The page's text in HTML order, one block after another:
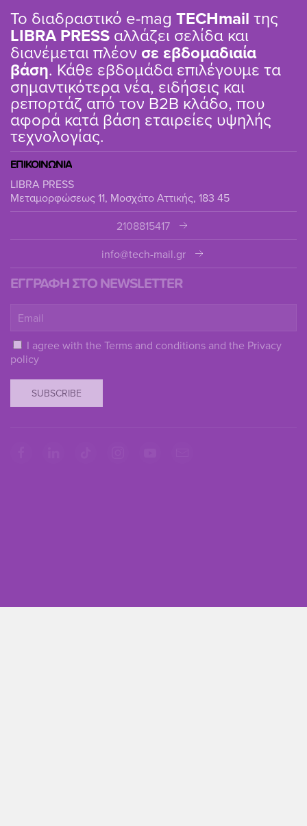
Το διαδραστικό e-mag TΕCHmail της
LIBRA PRESS αλλάζει σελίδα και
διανέμεται πλέον σε εβδομαδιαία
βάση. Κάθε εβδομάδα επιλέγουμε τα
σημαντικότερα νέα, ειδήσεις και
ρεπορτάζ από τον B2B κλάδο, που
αφορά κατά βάση εταιρείες υψηλής
τεχνολογίας.
ΕΠΙΚΟΙΝΩΝΙΑ
LIBRA PRESS
Μεταμορφώσεως 11, Μοσχάτο Αττικής, 183 45
2108815417
info@tech-mail.gr
ΕΓΓΡΑΦΗ ΣΤΟ NEWSLETTER
I agree with the Terms and conditions and the Privacy
policy
SUBSCRIBE